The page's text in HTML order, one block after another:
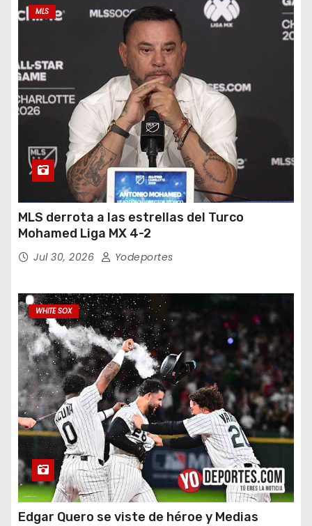
MLS
MLS derrota a las estrellas del Turco
Mohamed Liga MX 4-2
Jul 30, 2026 Yodeportes
WHITE SOX
Edgar Quero se viste de héroe y Medias